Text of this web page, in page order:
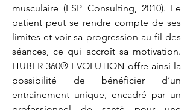
musculaire (ESP Consulting, 2010). Le
patient peut se rendre compte de ses
limites et voir sa progression au fil des
séances, ce qui accroît sa motivation.
HUBER 360® EVOLUTION offre ainsi la
possibilité de bénéficier d’un
entrainement unique, encadré par un